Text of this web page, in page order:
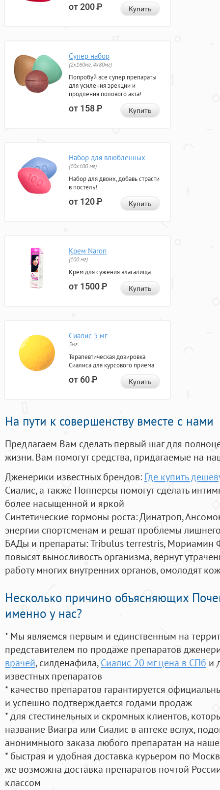
от 200Р Купить
Супер набор
(2х160мг, 4х80мг)
Попробуй все супер препараты
для усиления эрекции и
продления полового акта!
от 158Р Купить
Набор для влюбленных
(10х100 мг)
Набор для двоих, добавь страсти
в постель!
от 120Р Купить
Крем Naron
(100 мг)
Крем для сужения влагалища
от 1500Р Купить
Сиалис 5 мг
5мг
Терапевтическая дозировка
Сиалиса для курсового приема
от 60Р Купить
На пути к совершенству вместе с нами
Предлагаем Вам сделать первый шаг для
жизни. Вам помогут средства, придагаемые на
Дженерики известных брендов: Где купить
Сиалис, а также Попперсы помогут сделать
более насыщенной и яркой
Синтетические гормоны роста: Динатроп,
энергии спортсменам и решат проблемы
БАДы и препараты:Tribulus terrestris, Мориамин
повысят выносливость организма, вернут
работу многих внутренних органов, омолодят
Несколько причино объясняющих
именно у нас?
* Мы являемся первым и единственным на
представителем по продаже препаратов
врачей, силденафила, Сиалис 20 мг цена в СПб и
известных препаратов
* качество препаратов гарантируется
и успешно подтверждается годами продаж
* для стестинельных и скромных клиентов,
название Виагра или Сиалис в аптеке вслух,
анонимныого заказа любого препаратан на
* быстрая и удобная доставка курьером по
же возможна доставка препаратов почтой
классом